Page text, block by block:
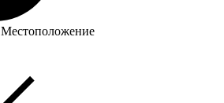
Местоположение